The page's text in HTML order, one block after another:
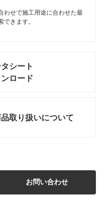
わせで施工用途に合わせた最
できます。
シート
ンロード
取り扱いについて
お問い合わせ